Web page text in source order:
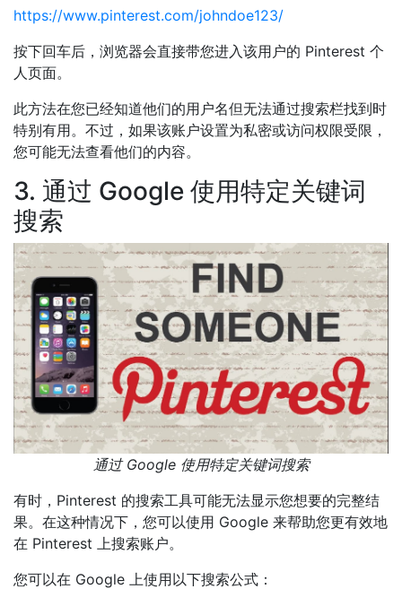
https://www.pinterest.com/johndoe123/
按下回车后，浏览器会直接带您进入该用户的 Pinterest 个
人页面。
此方法在您已经知道他们的用户名但无法通过搜索栏找到时
特别有用。不过，如果该账户设置为私密或访问权限受限，
您可能无法查看他们的内容。
3. 通过 Google 使用特定关键词
搜索
通过 Google 使用特定关键词搜索
有时，Pinterest 的搜索工具可能无法显示您想要的完整结
果。在这种情况下，您可以使用 Google 来帮助您更有效地
在 Pinterest 上搜索账户。
您可以在 Google 上使用以下搜索公式：